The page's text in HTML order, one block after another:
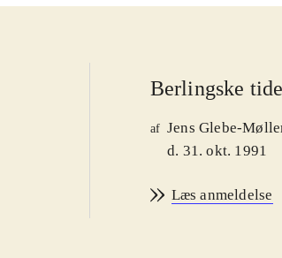
Berlingske
af Jens Glebe-
d. 31. okt. 1991
Læs anmeldelse